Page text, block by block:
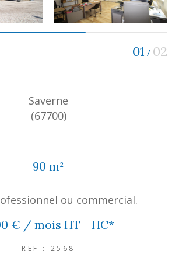
01 / 02
Saverne
(67700)
90 m²
ou commercial.
€ / mois HT - HC*
REF : 2568